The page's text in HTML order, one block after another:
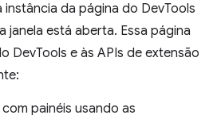
instância da página do DevTools
janela está aberta. Essa página
DevTools e às APIs de extensão
painéis usando as